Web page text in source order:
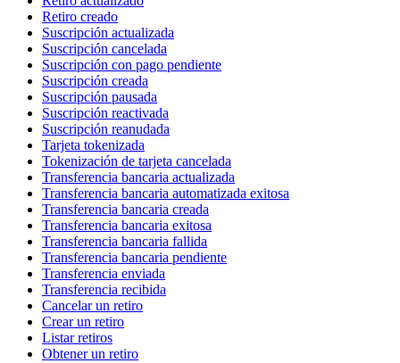
Retiro creado
Suscripción actualizada
Suscripción cancelada
Suscripción con pago pendiente
Suscripción creada
Suscripción pausada
Suscripción reactivada
Suscripción reanudada
Tarjeta tokenizada
Tokenización de tarjeta cancelada
Transferencia bancaria actualizada
Transferencia bancaria automatizada exitosa
Transferencia bancaria creada
Transferencia bancaria exitosa
Transferencia bancaria fallida
Transferencia bancaria pendiente
Transferencia enviada
Transferencia recibida
Cancelar un retiro
Crear un retiro
Listar retiros
Obtener un retiro